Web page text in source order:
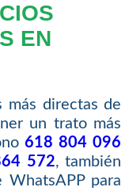
EN
más directas de
un trato más
618 804 096
572, también
WhatsAPP para